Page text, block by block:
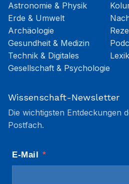
Astronomie & Physik
Erde & Umwelt
Archäologie
Gesundheit & Medizin
Technik & Digitales
Gesellschaft & Psychologie
Wissenschaft-Newsletter
Die wichtigsten Entdeckungen
Postfach.